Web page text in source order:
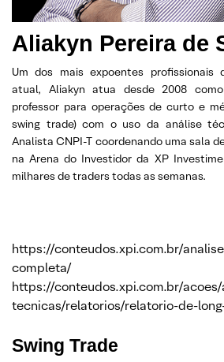
Aliakyn Pereira de
Um dos mais expoentes profissionais
atual, Aliakyn atua desde 2008
professor para operações de curto e
swing trade) com o uso da análise
Analista CNPI-T coordenando uma sala
na Arena do Investidor da XP
milhares de traders todas as semanas.
https://conteudos.xpi.com.br/
completa/
https://conteudos.xpi.com.br/
tecnicas/relatorios/relatorio-de-
Swing Trade